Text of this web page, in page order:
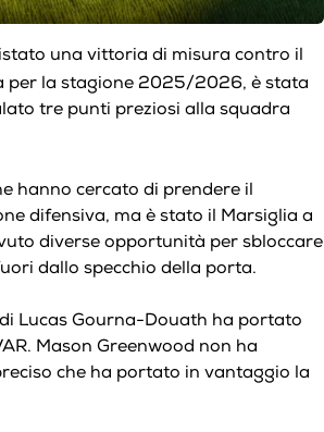
una vittoria di misura contro il
per la stagione 2025/2026, è stata
tre punti preziosi alla squadra
hanno cercato di prendere il
difensiva, ma è stato il Marsiglia a
diverse opportunità per sbloccare
dallo specchio della porta.
Lucas Gourna-Douath ha portato
Mason Greenwood non ha
che ha portato in vantaggio la